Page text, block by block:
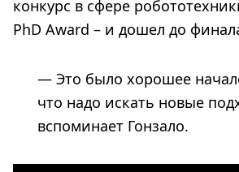
конкурс в сфере
PhD Award – и дошел до
— Это было хорошее
что надо искать новые
вспоминает Гонзало.